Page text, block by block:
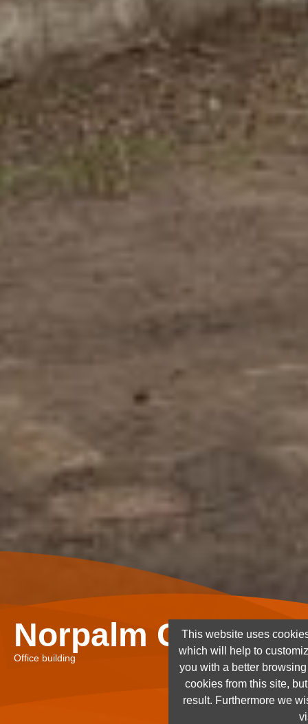
Norpalm Ghana
Office building
This website uses
which will help to
you with a better
cookies from this site,
result. Furthermore we